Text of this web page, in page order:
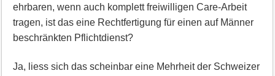
ehrbaren, wenn auch komplett freiwilligen Care-Arbeit
tragen, ist das eine Rechtfertigung für einen auf Männer
beschränkten Pflichtdienst?
Ja, liess sich das scheinbar eine Mehrheit der Schweizer